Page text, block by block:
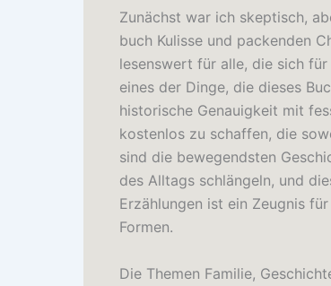
Zunächst war ich skeptisch,
buch Kulisse und packenden
lesenswert für alle, die sich
eines der Dinge, die dieses
historische Genauigkeit mit
kostenlos zu schaffen, die
sind die bewegendsten
des Alltags schlängeln, und
Erzählungen ist ein Zeugnis
Formen.
Die Themen Familie,